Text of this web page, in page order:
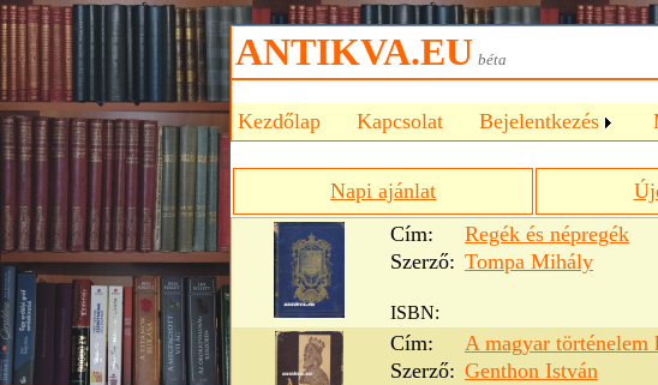
ANTIKVA.EU béta
Kezdőlap Kapcsolat Bejelentkezés
Napi ajánlat
Cím:
Regék és népregék
Szerző: Tompa Mihály
ISBN:
Cím:
A magyar történelem
Szerző: Genthon István